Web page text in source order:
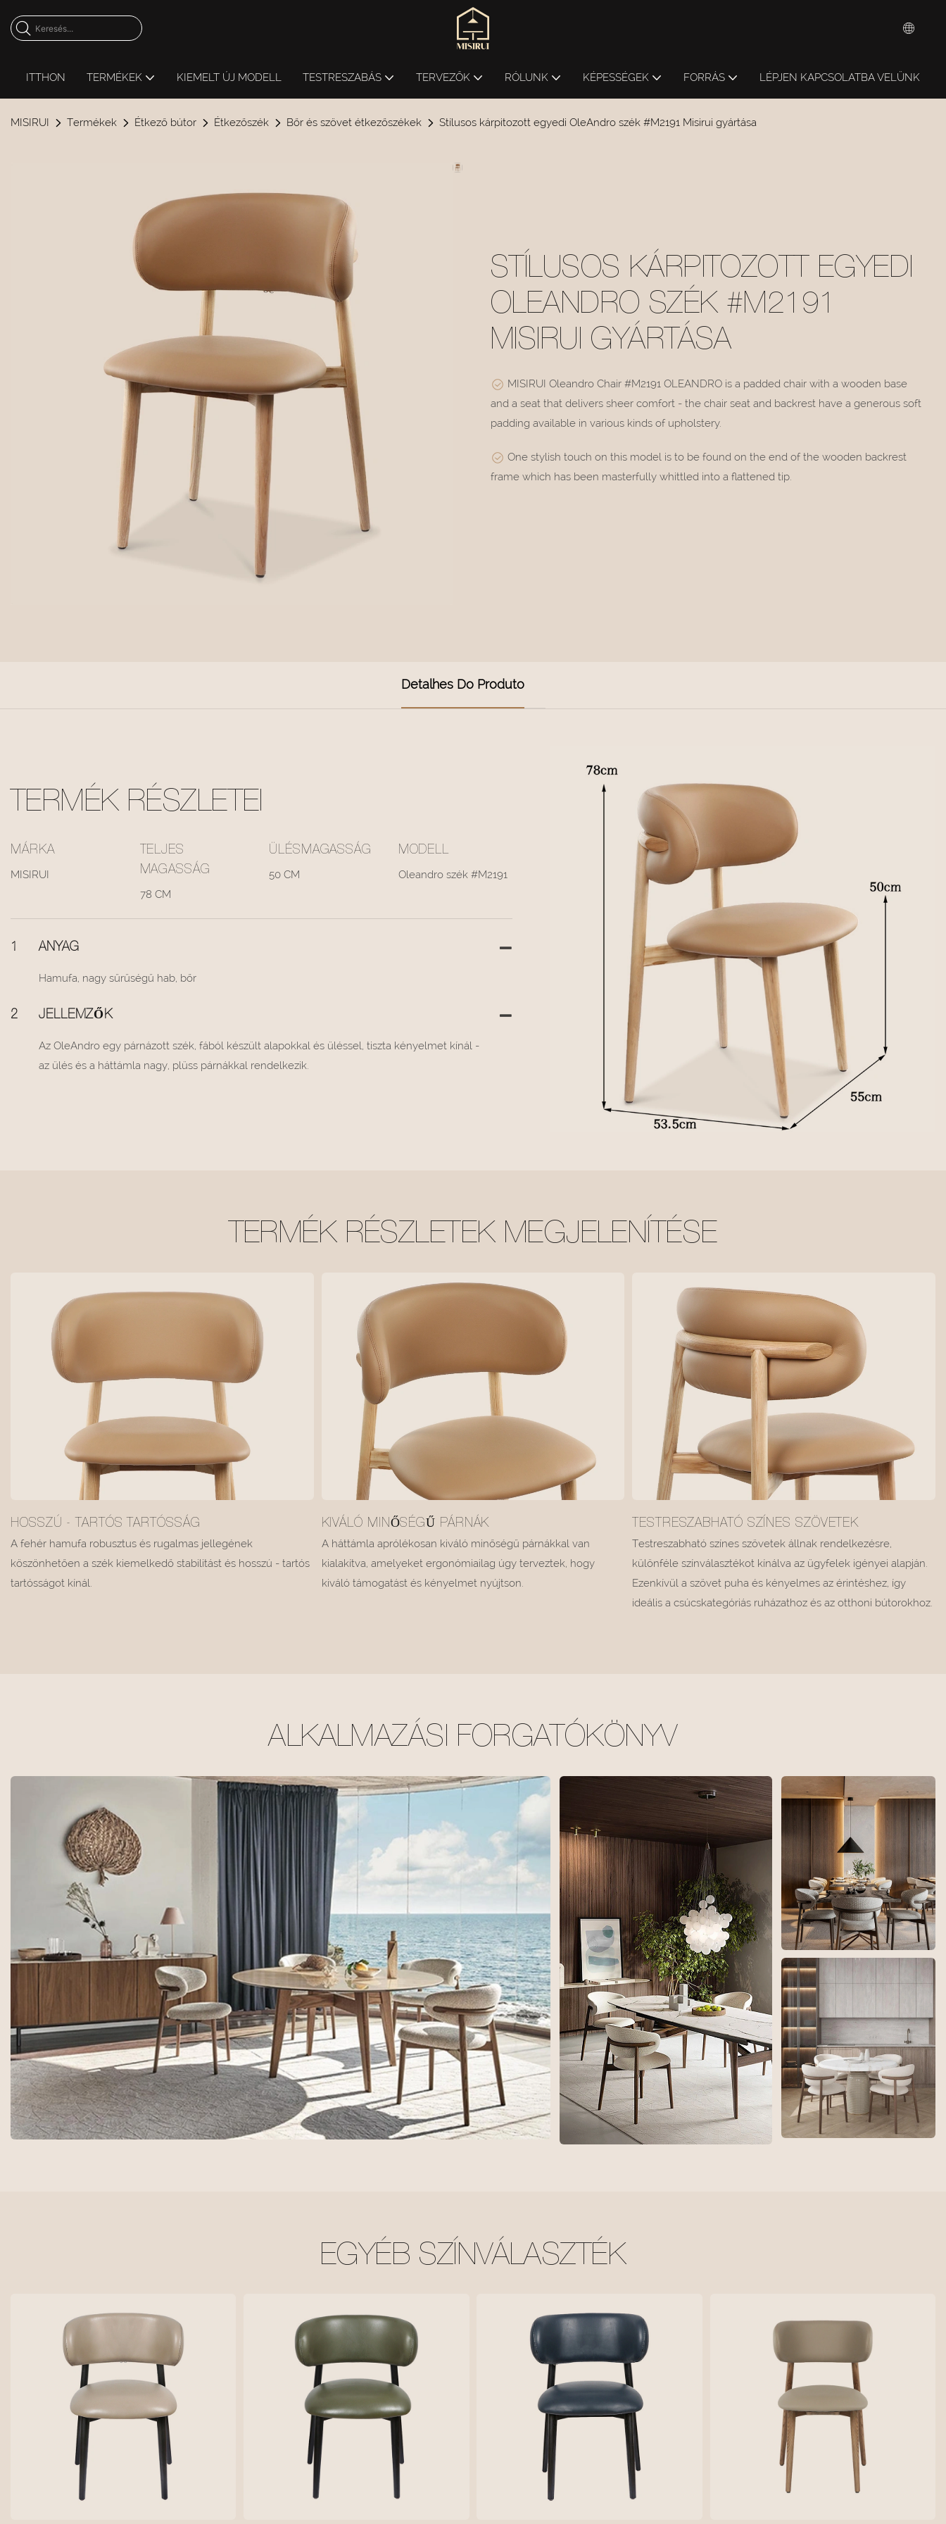
ITTHON TERMÉKEK KIEMELT ÚJ MODELL TESTRESZABÁS TERVEZŐK RÓLUNK KÉPESSÉGEK FORRÁS LÉPJEN KAPCSOLATBA VELÜNK
MISIRUI Termékek Étkező bútor Étkezőszék Bőr és szövet étkezőszékek Stílusos kárpitozott egyedi OleAndro szék #M2191 Misirui gyártása
STÍLUSOS KÁRPITOZOTT EGYEDI
OLEANDRO SZÉK #M2191
MISIRUI GYÁRTÁSA
MISIRUI Oleandro Chair #M2191 OLEANDRO is a padded chair with a wooden base
and a seat that delivers sheer comfort - the chair seat and backrest have a generous soft
padding available in various kinds of upholstery.
One stylish touch on this model is to be found on the end of the wooden backrest
frame which has been masterfully whittled into a flattened tip.
Detalhes Do Produto
TERMÉK RÉSZLETEI
MÁRKA
MISIRUI
TELJES
MAGASSÁG
78 CM
ÜLÉSMAGASSÁG
50 CM
MODELL
Oleandro szék #M2191
1 ANYAG
Hamufa, nagy sűrűségű hab, bőr
2 JELLEMZŐK
Az OleAndro egy párnázott szék, fából készült alapokkal és üléssel, tiszta kényelmet kínál -
az ülés és a háttámla nagy, plüss párnákkal rendelkezik.
TERMÉK RÉSZLETEK MEGJELENÍTÉSE
HOSSZÚ - TARTÓS TARTÓSSÁG
A fehér hamufa robusztus és rugalmas jellegének
köszönhetően a szék kiemelkedő stabilitást és hosszú - tartós
tartósságot kínál.
KIVÁLÓ MINŐSÉGŰ PÁRNÁK
A háttámla aprólékosan kiváló minőségű párnákkal van
kialakítva, amelyeket ergonómiailag úgy terveztek, hogy
kiváló támogatást és kényelmet nyújtson.
TESTRESZABHATÓ SZÍNES SZÖVETEK
Testreszabható színes szövetek állnak rendelkezésre,
különféle színválasztékot kínálva az ügyfelek igényei alapján.
Ezenkívül a szövet puha és kényelmes az érintéshez, így
ideális a csúcskategóriás ruházathoz és az otthoni bútorokhoz.
ALKALMAZÁSI FORGATÓKÖNYV
EGYÉB SZÍNVÁLASZTÉK